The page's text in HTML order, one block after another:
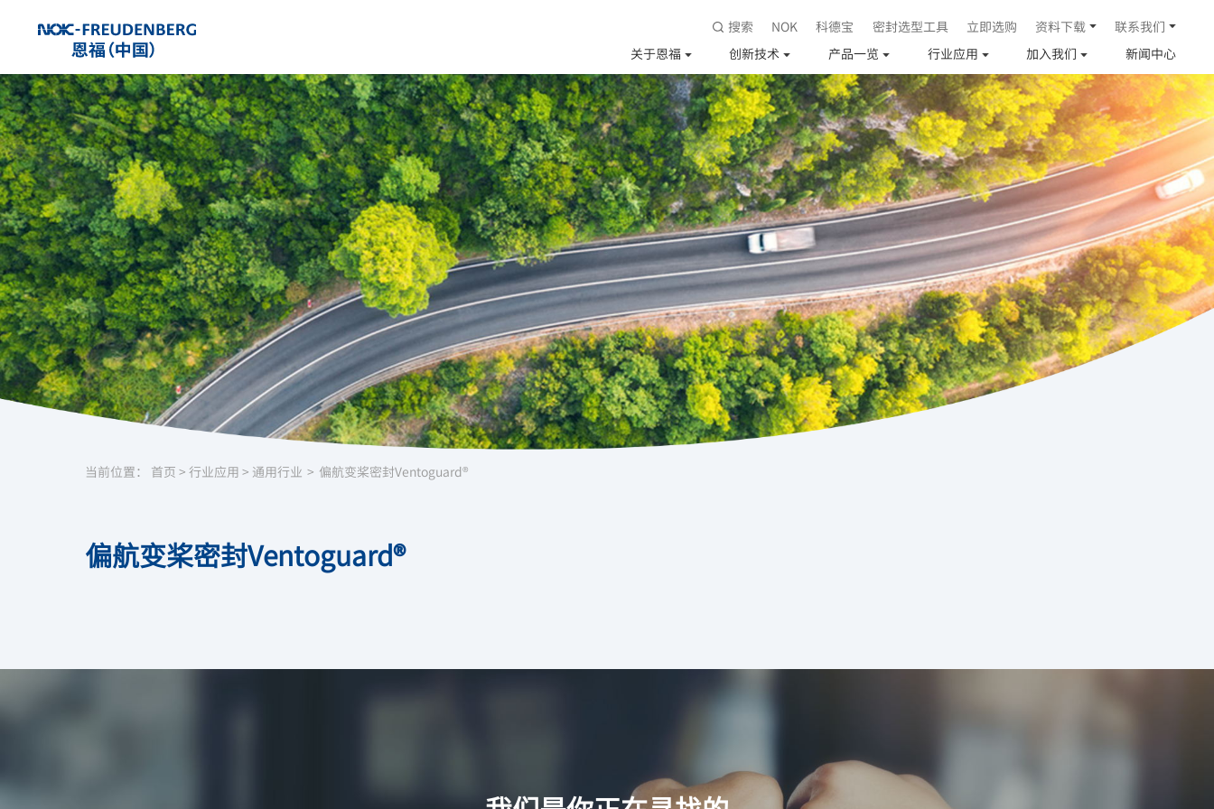
搜索 NOK 科德宝 密封选型工具 立即选购 资料下载
联系我们
关于恩福
创新技术 产品一览 行业应用 加入我们 新闻中心
当前位置： 首页 > 行业应用 > 通用行业 > 偏航变桨密封Ventoguard®
偏航变桨密封Ventoguard®